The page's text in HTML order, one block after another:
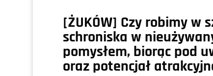
[ŻUKÓW] Czy robimy w
schroniska w
pomysłem, biorąc pod
oraz potencjał